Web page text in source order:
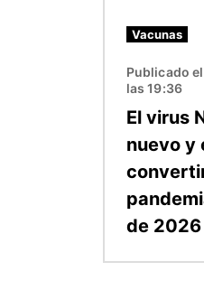
Vacunas
Publicado
las 19:36
El virus
nuevo y
de 2026